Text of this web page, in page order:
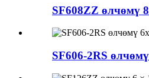
SF608ZZ өлчөмү
SF606-2RS